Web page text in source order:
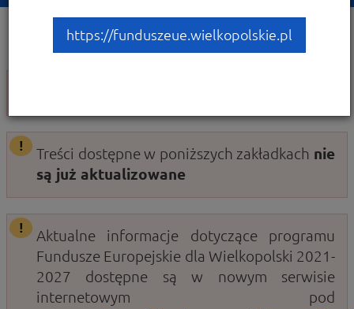
Treści dostępne w poniższych zakładkach nie
są już aktualizowane
Aktualne informacje dotyczące programu
Fundusze Europejskie dla Wielkopolski 2021-
2027 dostępne są w nowym serwisie
internetowym pod
https://funduszeue.wielkopolskie.pl